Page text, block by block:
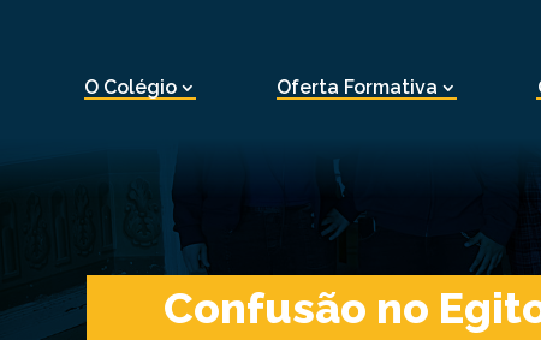
O Colégio Oferta Formativa
Confusão no